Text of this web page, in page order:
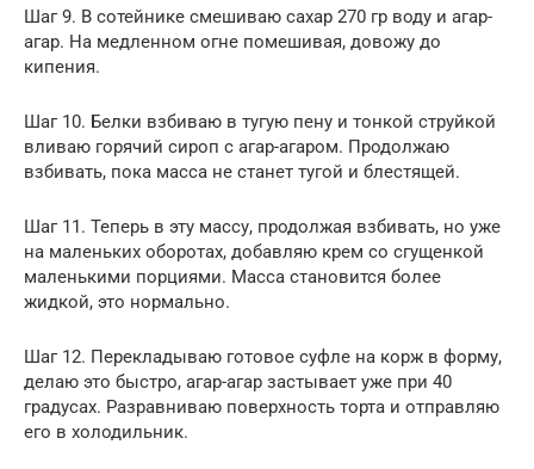
Шаг 9. В сотейнике смешиваю сахар 270 гр воду и агар-
агар. На медленном огне помешивая, довожу до
кипения.
Шаг 10. Белки взбиваю в тугую пену и тонкой струйкой
вливаю горячий сироп с агар-агаром. Продолжаю
взбивать, пока масса не станет тугой и блестящей.
Шаг 11. Теперь в эту массу, продолжая взбивать, но уже
на маленьких оборотах, добавляю крем со сгущенкой
маленькими порциями. Масса становится более
жидкой, это нормально.
Шаг 12. Перекладываю готовое суфле на корж в форму,
делаю это быстро, агар-агар застывает уже при 40
градусах. Разравниваю поверхность торта и отправляю
его в холодильник.